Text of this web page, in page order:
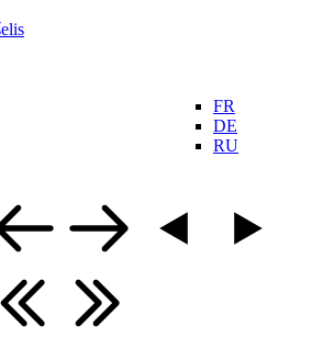
FR
DE
RU